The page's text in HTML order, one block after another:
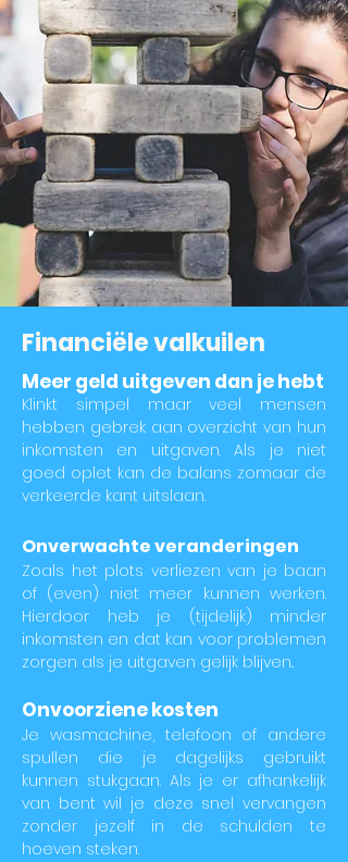
Financi​ële valkuilen
Meer geld uitgeven dan je hebt
Klinkt simpel maar veel mensen
hebben gebrek aan overzicht van hun
inkomsten en uitgaven. Als je niet
goed oplet kan de balans zomaar de
verkeerde kant uitslaan.
Onverwachte veranderingen
Zoals het plots verliezen van je baan
of (even) niet meer kunnen werken.
Hierdoor heb je (tijdelijk) minder
inkomsten en dat kan voor problemen
zorgen als je uitgaven gelijk blijven..
Onvoorziene kosten
Je wasmachine, telefoon of andere
spullen die je dagelijks gebruikt
kunnen stukgaan. Als je er afhankelijk
van bent wil je deze snel vervangen
zonder jezelf in de schulden te
hoeven steken.